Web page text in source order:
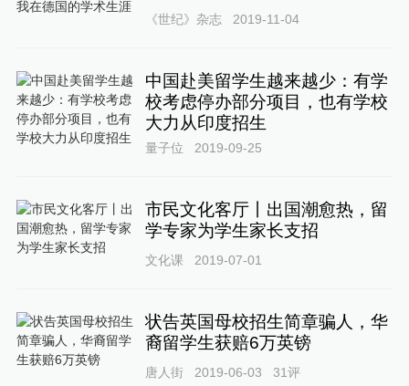
《世纪》杂志 2019-11-04
中国赴美留学生越来越少：有学
校考虑停办部分项目，也有学校
大力从印度招生
量子位 2019-09-25
市民文化客厅丨出国潮愈热，留
学专家为学生家长支招
文化课 2019-07-01
状告英国母校招生简章骗人，华
裔留学生获赔6万英镑
唐人街 2019-06-03 31评